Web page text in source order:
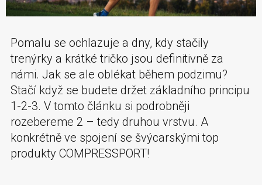
Pomalu se ochlazuje a dny, kdy stačily
trenýrky a krátké tričko jsou definitivně za
námi. Jak se ale oblékat během podzimu?
Stačí když se budete držet základního principu
1-2-3. V tomto článku si podrobněji
rozebereme 2 – tedy druhou vrstvu. A
konkrétně ve spojení se švýcarskými top
produkty COMPRESSPORT!